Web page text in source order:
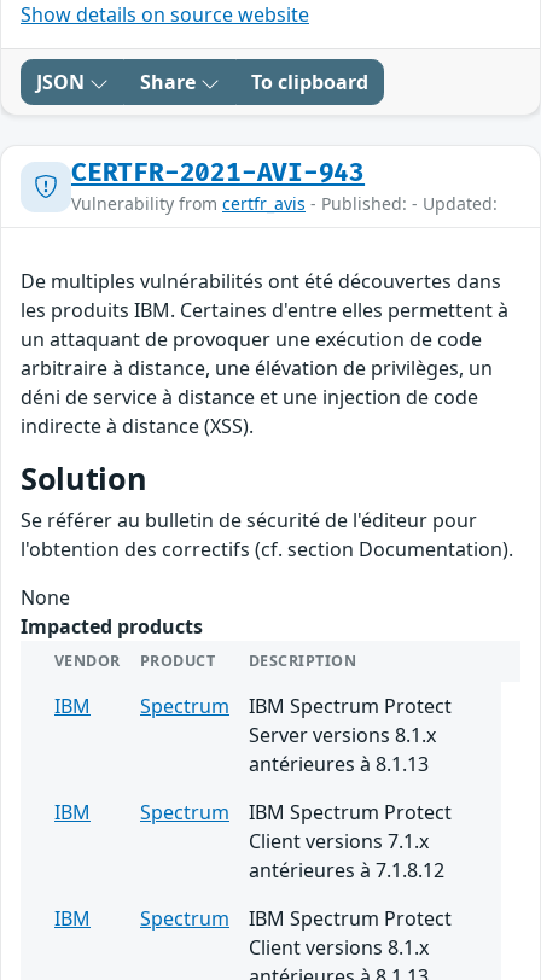
Show details on source website
JSON Share To clipboard
CERTFR-2021-AVI-943
Vulnerability from certfr_avis - Published: - Updated:
De multiples vulnérabilités ont été découvertes dans
les produits IBM. Certaines d'entre elles permettent à
un attaquant de provoquer une exécution de code
arbitraire à distance, une élévation de privilèges, un
déni de service à distance et une injection de code
indirecte à distance (XSS).
Solution
Se référer au bulletin de sécurité de l'éditeur pour
l'obtention des correctifs (cf. section Documentation).
None
Impacted products
VENDOR PRODUCT DESCRIPTION
IBM Spectrum
IBM Spectrum Protect
Server versions 8.1.x
antérieures à 8.1.13
IBM
Spectrum
IBM Spectrum Protect
Client versions 7.1.x
antérieures à 7.1.8.12
IBM
Spectrum
IBM Spectrum Protect
Client versions 8.1.x